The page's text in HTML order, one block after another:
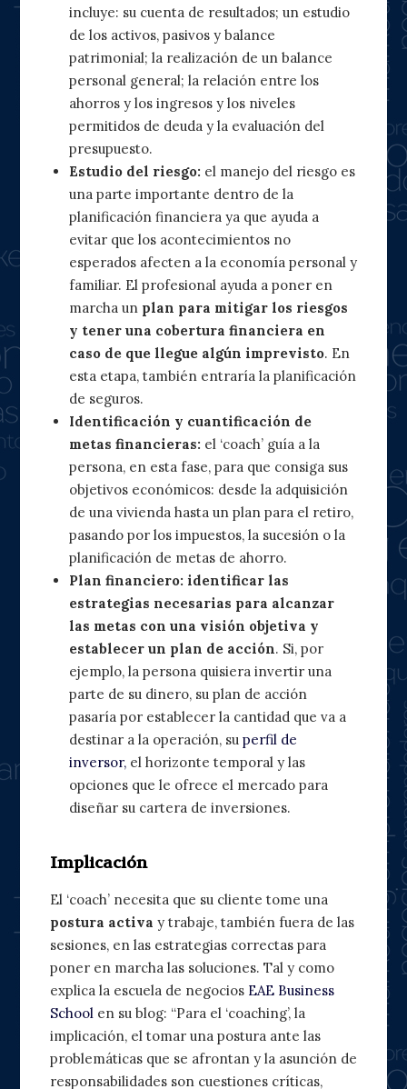
incluye: su cuenta de resultados; un estudio
de los activos, pasivos y balance
patrimonial; la realización de un balance
personal general; la relación entre los
ahorros y los ingresos y los niveles
permitidos de deuda y la evaluación del
presupuesto.
Estudio del riesgo: el manejo del riesgo es
una parte importante dentro de la
planificación financiera ya que ayuda a
evitar que los acontecimientos no
esperados afecten a la economía personal y
familiar. El profesional ayuda a poner en
marcha un plan para mitigar los riesgos
y tener una cobertura financiera en
caso de que llegue algún imprevisto. En
esta etapa, también entraría la planificación
de seguros.
Identificación y cuantificación de
metas financieras: el ‘coach’ guía a la
persona, en esta fase, para que consiga sus
objetivos económicos: desde la adquisición
de una vivienda hasta un plan para el retiro,
pasando por los impuestos, la sucesión o la
planificación de metas de ahorro.
Plan financiero: identificar las
estrategias necesarias para alcanzar
las metas con una visión objetiva y
establecer un plan de acción. Si, por
ejemplo, la persona quisiera invertir una
parte de su dinero, su plan de acción
pasaría por establecer la cantidad que va a
destinar a la operación, su perfil de
inversor, el horizonte temporal y las
opciones que le ofrece el mercado para
diseñar su cartera de inversiones.
Implicación
El ‘coach’ necesita que su cliente tome una
postura activa y trabaje, también fuera de las
sesiones, en las estrategias correctas para
poner en marcha las soluciones. Tal y como
explica la escuela de negocios EAE Business
School en su blog: “Para el ‘coaching’, la
implicación, el tomar una postura ante las
problemáticas que se afrontan y la asunción de
responsabilidades son cuestiones críticas,